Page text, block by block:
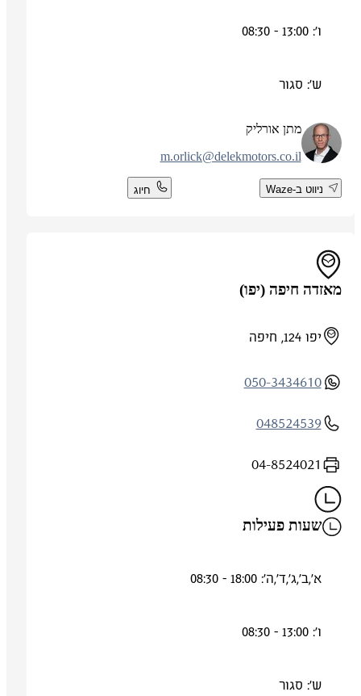
ש': סגור
מתן אורליק
m.orlick@delekmotors.co.il
ניווט ב-Waze חיוג
מאזדה חיפה (יפו)
יפו 124, חיפה
050-3434610
048524539
04-8524021
שעות פעילות
א',ב',ג',ד',ה': 18:00 - 08:30
ש': סגור